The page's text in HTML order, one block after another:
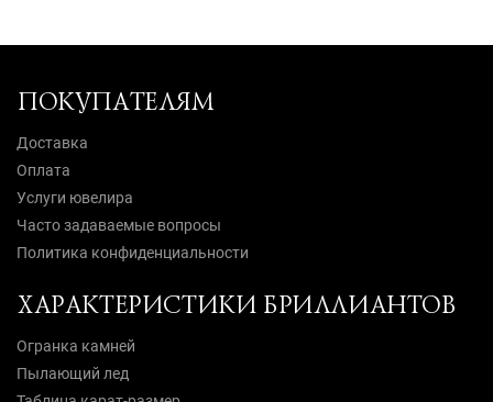
ПОКУПАТЕЛЯМ
Доставка
Оплата
Услуги ювелира
Часто задаваемые вопросы
Политика конфиденциальности
ХАРАКТЕРИСТИКИ БРИЛЛИАНТОВ
Огранка камней
Пылающий лед